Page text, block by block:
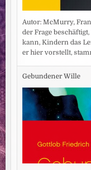
Autor: McMurry,
der Frage
kann, Kindern das
er hier vorstellt,
Gebundener Wille